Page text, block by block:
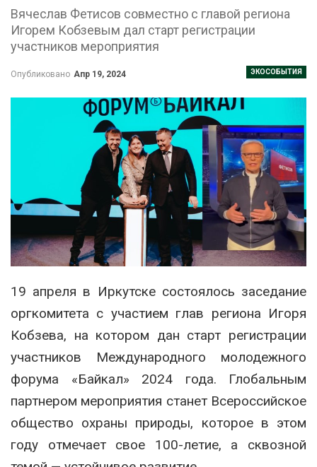
Вячеслав Фетисов совместно с главой региона
Игорем Кобзевым дал старт регистрации
участников мероприятия
ЭКОСОБЫТИЯ
Опубликовано Апр 19, 2024
19 апреля в Иркутске состоялось заседание
оргкомитета с участием глав региона Игоря
Кобзева, на котором дан старт регистрации
участников Международного молодежного
форума «Байкал» 2024 года. Глобальным
партнером мероприятия станет Всероссийское
общество охраны природы, которое в этом
году отмечает свое 100-летие, а сквозной